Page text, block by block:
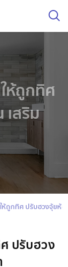
ห้ถูกทิศ
สริม
ถูกทิศ ปรับฮวงจุ้ยห้อ
ปรับฮวง